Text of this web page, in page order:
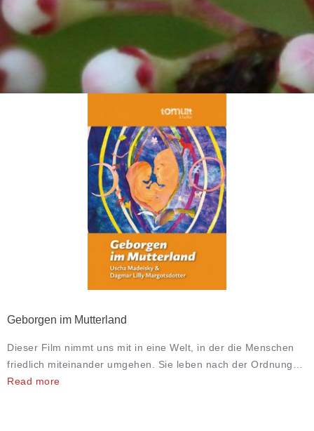
Geborgen im Mutterland
Dieser Film nimmt uns mit in eine Welt, in der die Menschen
friedlich miteinander umgehen. Sie leben nach der Ordnung…
Read more